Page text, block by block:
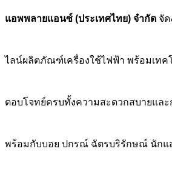
แอพพลายแอนซ์ (ประเทศไทย) จำกัด จั
ไลน์ผลิตภัณฑ์เครื่องใช้ไฟฟ้า พร้อมเทค
ตอบโจทย์ครบทั้งความสะดวกสบายแล
พร้อมกับบอย ปกรณ์ ฉัตรบริรักษณ์ นักแ